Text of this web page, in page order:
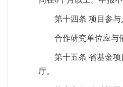
第十四条 项目参
合作研究单位应与
第十五条 省基金
厅。